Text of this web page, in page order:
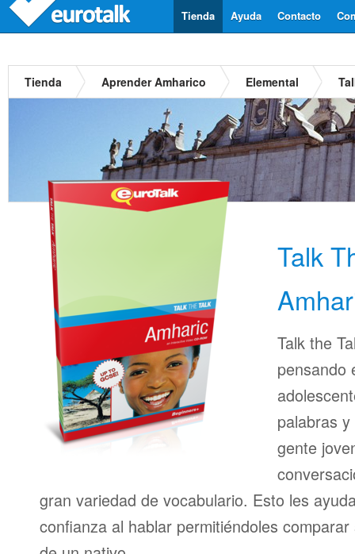
Contacto
Ayuda
Tienda
Tienda Aprender Amharico Elemental
Talk
Talk the
pensando
palabras
gente
gran variedad de vocabulario. Esto les
confianza al hablar permitiéndoles